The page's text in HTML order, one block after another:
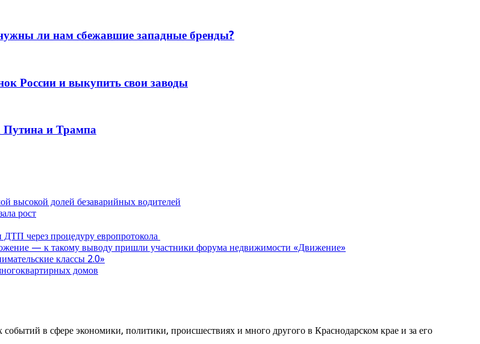
ли нам сбежавшие западные бренды?
России и выкупить свои заводы
Путина и Трампа
высокой долей безаварийных водителей
рост
через процедуру европротокола
— к такому выводу пришли участники форума недвижимости «Движение»
классы 2.0»
домов
в сфере экономики, политики, происшествиях и много другого в Краснодарском крае и за его